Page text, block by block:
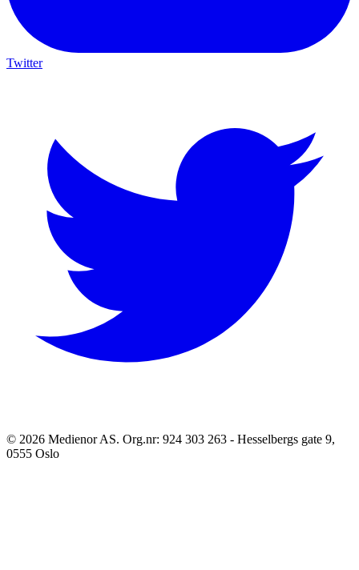
Twitter
© 2026 Medienor AS. Org.nr: 924 303 263 - Hesselbergs gate 9,
0555 Oslo